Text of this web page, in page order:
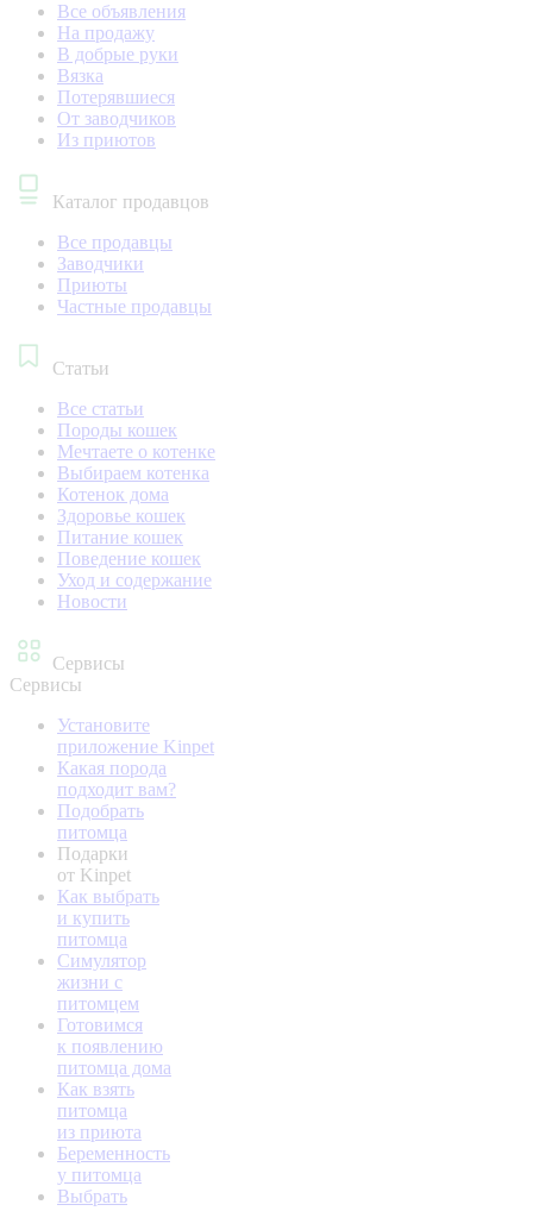
Все объявления
На продажу
В добрые руки
Вязка
Потерявшиеся
От заводчиков
Из приютов
Каталог продавцов
Все продавцы
Заводчики
Приюты
Частные продавцы
Статьи
Все статьи
Породы кошек
Мечтаете о котенке
Выбираем котенка
Котенок дома
Здоровье кошек
Питание кошек
Поведение кошек
Уход и содержание
Новости
Сервисы
Сервисы
Установите
приложение Kinpet
Какая порода
подходит вам?
Подобрать
питомца
Подарки
от Kinpet
Как выбрать
и купить
питомца
Симулятор
жизни с
питомцем
Готовимся
к появлению
питомца дома
Как взять
питомца
из приюта
Беременность
у питомца
Выбрать